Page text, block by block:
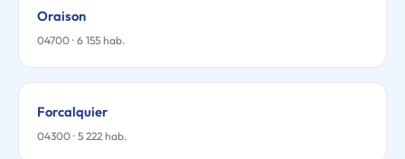
Oraison
04700 · 6 155 hab.
Forcalquier
04300 · 5 222 hab.